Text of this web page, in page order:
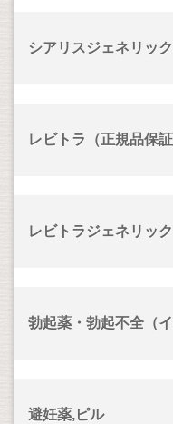
シアリスジェネリック
レビトラ（正規品保証
レビトラジェネリック
勃起薬・勃起不全（イ
避妊薬,ピル